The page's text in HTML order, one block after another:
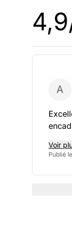
A
Voir
Publié